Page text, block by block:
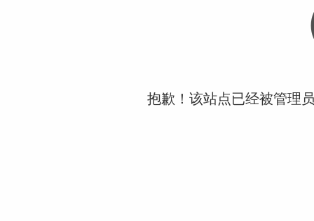
抱歉！该站点已经被管理